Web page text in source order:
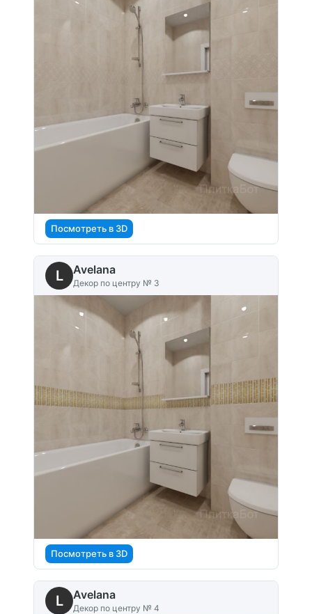
Посмотреть в 3D
L Avelana
Декор по центру № 3
Посмотреть в 3D
L Avelana
Декор по центру № 4